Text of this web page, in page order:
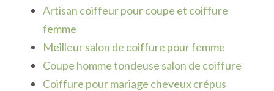
Artisan coiffeur pour coupe et coiffure
femme
Meilleur salon de coiffure pour femme
Coupe homme tondeuse salon de coiffure
Coiffure pour mariage cheveux crépus